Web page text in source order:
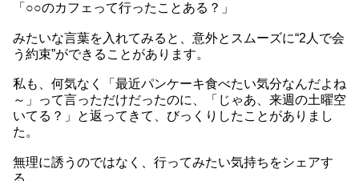
「○○のカフェって行ったことある？」
みたいな言葉を入れてみると、意外とスムーズに“2人で会
う約束”ができることがあります。
私も、何気なく「最近パンケーキ食べたい気分なんだよね
～」って言っただけだったのに、「じゃあ、来週の土曜空
いてる？」と返ってきて、びっくりしたことがありまし
た。
無理に誘うのではなく、行ってみたい気持ちをシェアす
る。